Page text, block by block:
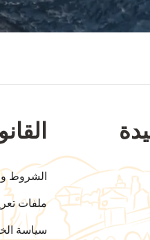
الشروط
ملفات
سياسة